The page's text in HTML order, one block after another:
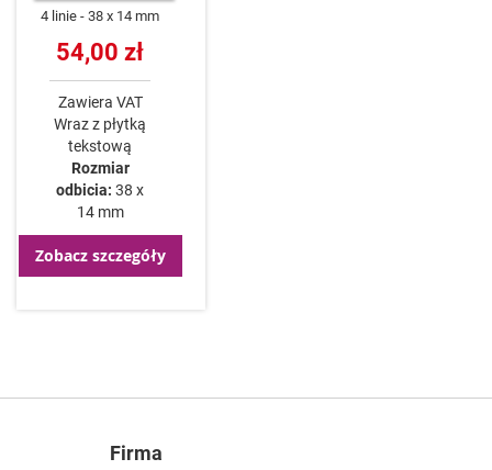
4 linie 38 x 14 mm
54,00 zł
Zawiera VAT
Wraz z płytką
tekstową
Rozmiar
odbicia: 38 x
14 mm
Zobacz szczegóły
Firma